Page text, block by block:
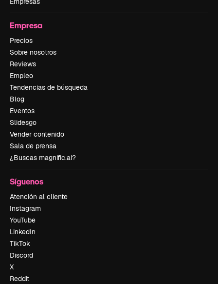
Empresa
Precios
Sobre nosotros
Reviews
Empleo
Tendencias de búsqueda
Blog
Eventos
Slidesgo
Vender contenido
Sala de prensa
¿Buscas magnific.ai?
Síguenos
Atención al cliente
Instagram
YouTube
LinkedIn
TikTok
Discord
X
Reddit